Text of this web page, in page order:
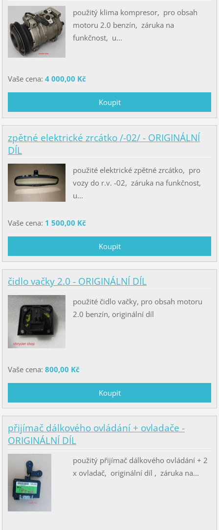
použitý klima kompresor, pro obsah
motoru 2.0 benzín, záruka na
funkčnost, u...
Vaše cena: 4 000,00 Kč
zpětné elektrické zrcátko /-02/ - ORIGINÁLNÍ
DÍL
použité elektrické zpětné zrcátko, pro
vozy do r.v. -02, záruka na funkčnost,
u...
Vaše cena: 1 500,00 Kč
čidlo vačky 2.0 - ORIGINÁLNÍ DÍL
použité čidlo vačky, pro obsah motoru
2.0 benzín, originální díl
Vaše cena: 800,00 Kč
přijímač dálkového ovládání + ovladače -
ORIGINÁLNÍ DÍL
použitý přijímač dálkového ovládání + 2
x ovladač, originální díl , záruka na...